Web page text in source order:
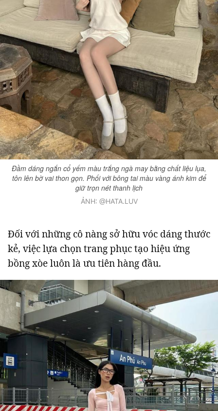
Đầm dáng ngắn cổ yếm màu trắng ngà may bằng chất liệu lụa,
tôn lên bờ vai thon gọn. Phối với bông tai màu vàng ánh kim để
giữ trọn nét thanh lịch
ẢNH: @HATA.LUV
Đối với những cô nàng sở hữu vóc dáng thước
kẻ, việc lựa chọn trang phục tạo hiệu ứng
bồng xòe luôn là ưu tiên hàng đầu.